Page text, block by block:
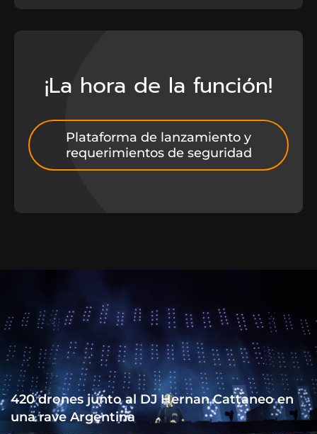
¡La hora de la función!
Plataforma de lanzamiento y
requerimientos de seguridad
420 drones junto al DJ Hernan Cattaneo en
una rave Argentina